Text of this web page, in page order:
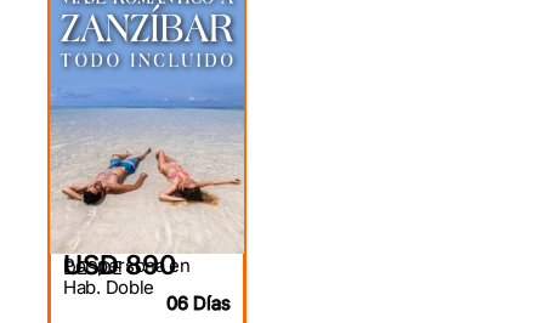
DESDE
USD 890
Por persona en
Hab. Doble
06 Días